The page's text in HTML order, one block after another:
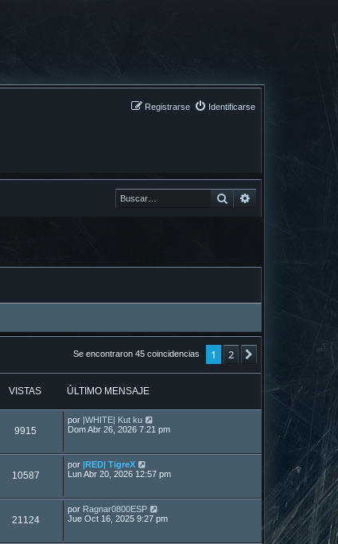
Identificarse
Registrarse
Buscar
Se encontraron 45 coincidencias 1 2
VISTAS ÚLTIMO MENSAJE
9915
por |WHITE| Kut ku
Dom Abr 26, 2026 7:21 pm
10587
por
|RED| TigreX
Lun Abr 20, 2026 12:57 pm
21124
por Ragnar0800ESP
Jue Oct 16, 2025 9:27 pm